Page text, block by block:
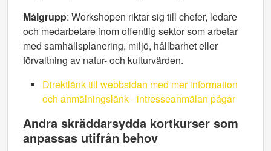
Målgrupp: Workshopen riktar sig till chefer, ledare
och medarbetare inom offentlig sektor som arbetar
med samhällsplanering, miljö, hållbarhet eller
förvaltning av natur- och kulturvärden.
Direktlänk till webbsidan med mer information
och anmälningslänk - intresseanmälan pågår
Andra skräddarsydda kortkurser som
anpassas utifrån behov